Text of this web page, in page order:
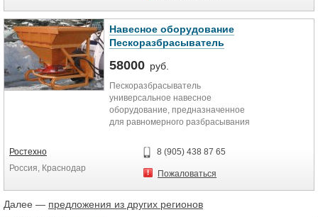
Навесное оборудование
Пескоразбрасыватель
58000 руб.
Пескоразбрасыватель
универсальное навесное
оборудование, предназначенное
для равномерного разбрасывания
(реагентов).
Ростехно
Россия, Краснодар
8 (905) 438 87 65
Пожаловаться
Далее — предложения из других регионов